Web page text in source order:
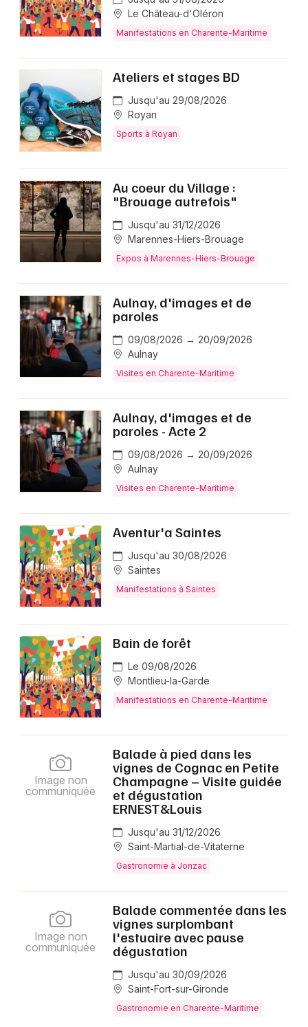
Le Château-d'Oléron
Manifestations en Charente-Maritime
Ateliers et stages BD
Jusqu'au 29/08/2026
Royan
Sports à Royan
Au coeur du Village :
"Brouage autrefois"
Jusqu'au 31/12/2026
Marennes-Hiers-Brouage
Expos à Marennes-Hiers-Brouage
Aulnay, d'images et de
paroles
09/08/2026 → 20/09/2026
Aulnay
Visites en Charente-Maritime
Aulnay, d'images et de
paroles - Acte 2
09/08/2026 → 20/09/2026
Aulnay
Visites en Charente-Maritime
Aventur'a Saintes
Jusqu'au 30/08/2026
Saintes
Manifestations à Saintes
Bain de forêt
Le 09/08/2026
Montlieu-la-Garde
Manifestations en Charente-Maritime
Balade à pied dans les
vignes de Cognac en Petite
Champagne – Visite guidée
et dégustation
ERNEST&Louis
Jusqu'au 31/12/2026
Saint-Martial-de-Vitaterne
Gastronomie à Jonzac
Image non
communiquée
Balade commentée dans les
vignes surplombant
l'estuaire avec pause
dégustation
Jusqu'au 30/09/2026
Saint-Fort-sur-Gironde
Gastronomie en Charente-Maritime
Image non
communiquée